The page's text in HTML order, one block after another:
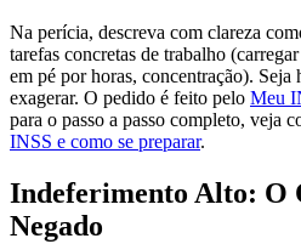
Na perícia, descreva com clareza
tarefas concretas de trabalho
em pé por horas, concentração).
exagerar. O pedido é feito pelo Meu
para o passo a passo completo, veja
INSS e como se preparar.
Indeferimento Alto: O
Negado